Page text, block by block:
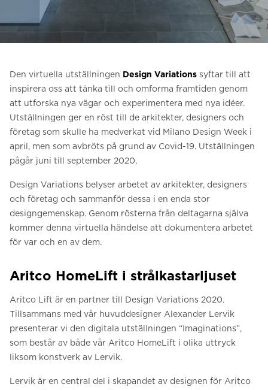
Be om ett offertförslag
Kontakta oss
FAQ
Den virtuella utställningen Design Variations syftar till att
inspirera oss att tänka till och omforma framtiden genom
att utforska nya vägar och experimentera med nya idéer.
Utställningen ger en röst till de arkitekter, designers och
företag som skulle ha medverkat vid Milano Design Week i
april, men som avbröts på grund av Covid-19. Utställningen
pågår juni till september 2020,
Design Variations belyser arbetet av arkitekter, designers
och företag och sammanför dessa i en enda stor
designgemenskap. Genom rösterna från deltagarna själva
kommer denna virtuella händelse att dokumentera arbetet
för var och en av dem.
Aritco HomeLift i strålkastarljuset
Aritco Lift är en partner till Design Variations 2020.
Tillsammans med vår huvuddesigner Alexander Lervik
presenterar vi den digitala utställningen “Imaginations”,
som består av både vår Aritco HomeLift i olika uttryck
liksom konstverk av Lervik.
Lervik är en central del i skapandet av designen för Aritco